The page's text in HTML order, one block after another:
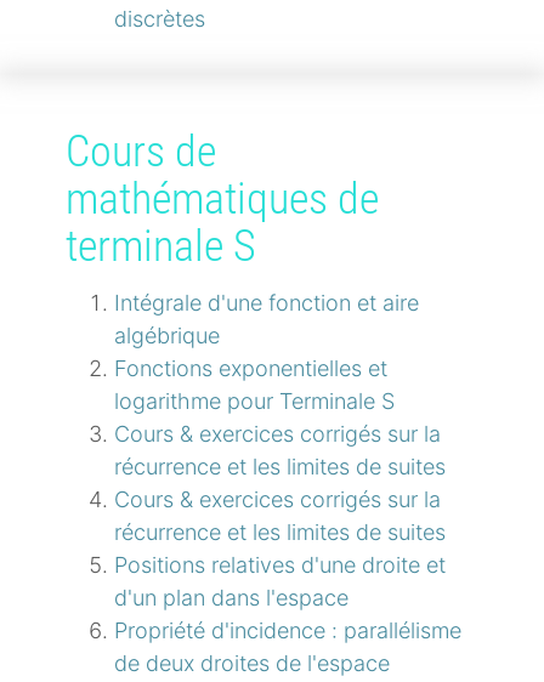
discrètes
Cours de
mathématiques de
terminale S
Intégrale d'une fonction et aire
algébrique
Fonctions exponentielles et
logarithme pour Terminale S
Cours & exercices corrigés sur la
récurrence et les limites de suites
Cours & exercices corrigés sur la
récurrence et les limites de suites
Positions relatives d'une droite et
d'un plan dans l'espace
Propriété d'incidence : parallélisme
de deux droites de l'espace